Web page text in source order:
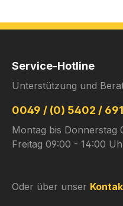
Service-Hotline
Unterstützung und
0049 / (0) 5402 /
Montag bis Donnerstag
Freitag 09:00 - 14:00
Oder über unser